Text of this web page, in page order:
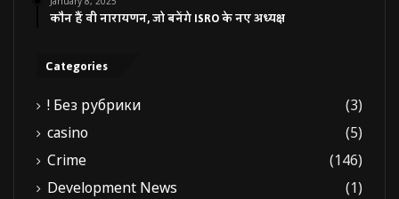
कौन हैं वी नारायणन, जो बनेंगे ISRO के नए अध्यक्ष
Categories
! Без рубрики
(3)
casino
(5)
Crime
(146)
Development News
(1)